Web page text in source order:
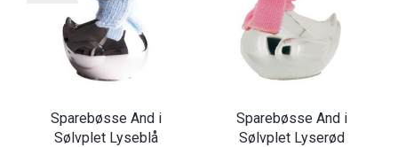
Sparebøsse And i
Sølvplet Lyseblå
Sparebøsse And i
Sølvplet Lyserød